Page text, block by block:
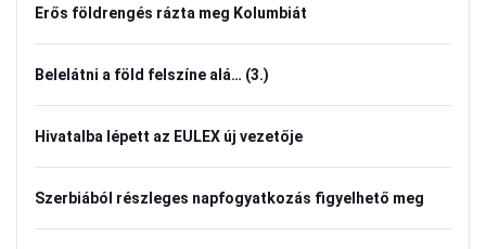
Erős földrengés rázta meg Kolumbiát
Belelátni a föld felszíne alá… (3.)
Hivatalba lépett az EULEX új vezetője
Szerbiából részleges napfogyatkozás figyelhető meg